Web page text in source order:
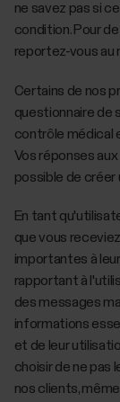
ne savez pas si
condition. Pour
reportez-vous au
Certains de nos
questionnaire de
contrôle médical
Vos réponses
possible de créer
En tant
que vous
importantes à
rapportant à
des messages
informations
et de leur
choisir de ne pas
nos clients,